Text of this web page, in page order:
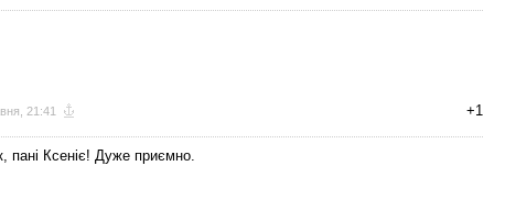
21:41 +1
пані Ксеніє! Дуже приємно.